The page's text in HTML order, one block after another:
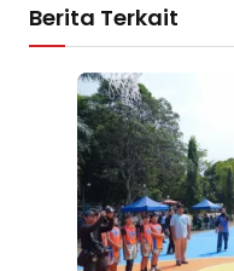
Berita Terkait